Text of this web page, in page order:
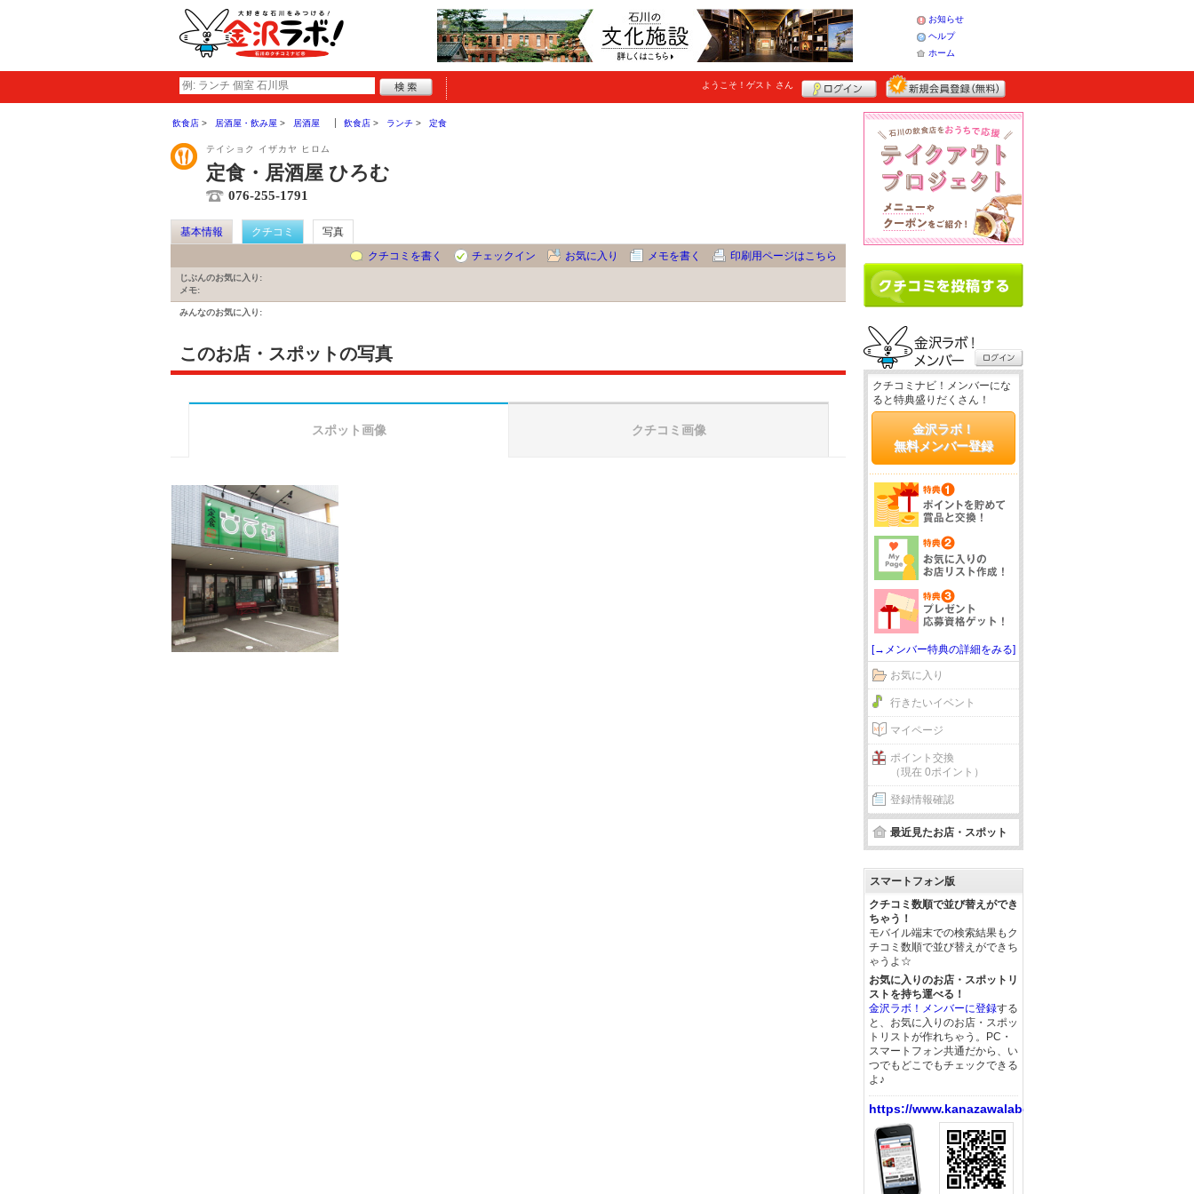
お知らせ
ヘルプ
ホーム
ようこそ！ ゲスト さん
飲食店 居酒屋・飲み屋 居酒屋 飲食店 ランチ 定食
テイショク イザカヤ ヒロム
定食・居酒屋 ひろむ
076-255-1791
基本情報 クチコミ
写真
クチコミを書く
チェックイン お気に入り メモを書く 印刷用ページはこちら
じぶんのお気に入り:
メモ:
みんなのお気に入り:
このお店・スポットの写真
スポット画像 クチコミ画像
クチコミナビ！メンバーにな
ると特典盛りだくさん！
金沢ラボ！
無料メンバー登録
[→メンバー特典の詳細をみる]
お気に入り
行きたいイベント
マイページ
ポイント交換
（現在 0ポイント）
登録情報確認
最近見たお店・スポット
スマートフォン版
クチコミ数順で並び替えができ
ちゃう！
モバイル端末での検索結果もク
チコミ数順で並び替えができち
ゃうよ☆
お気に入りのお店・スポットリ
ストを持ち運べる！
金沢ラボ！メンバーに登録する
と、お気に入りのお店・スポッ
トリストが作れちゃう。PC・
スマートフォン共通だから、い
つでもどこでもチェックできる
よ♪
https://www.kanazawalabo.net/